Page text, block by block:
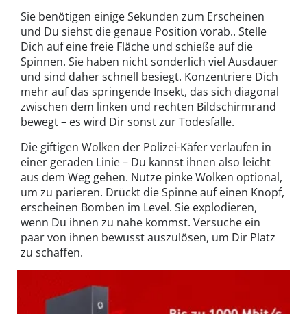
Sie benötigen einige Sekunden zum Erscheinen
und Du siehst die genaue Position vorab.. Stelle
Dich auf eine freie Fläche und schieße auf die
Spinnen. Sie haben nicht sonderlich viel Ausdauer
und sind daher schnell besiegt. Konzentriere Dich
mehr auf das springende Insekt, das sich diagonal
zwischen dem linken und rechten Bildschirmrand
bewegt – es wird Dir sonst zur Todesfalle.
Die giftigen Wolken der Polizei-Käfer verlaufen in
einer geraden Linie – Du kannst ihnen also leicht
aus dem Weg gehen. Nutze pinke Wolken optional,
um zu parieren. Drückt die Spinne auf einen Knopf,
erscheinen Bomben im Level. Sie explodieren,
wenn Du ihnen zu nahe kommst. Versuche ein
paar von ihnen bewusst auszulösen, um Dir Platz
zu schaffen.